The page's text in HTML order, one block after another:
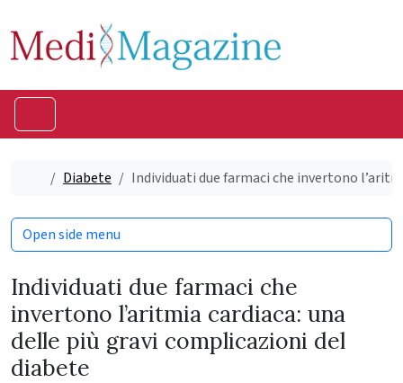
HomeDiabete Individuati due farmaci che invertono
Individuati due farmaci che
invertono l’aritmia cardiaca: una
delle più gravi complicazioni del
diabete
Open side menu